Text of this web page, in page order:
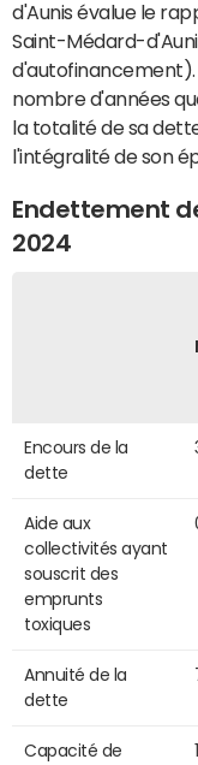
d'Aunis évalue le
Saint-Médard-
nombre d'années
la totalité de sa
l'intégralité de son
Endettement
2024
Encours de la
dette
Aide aux
collectivités ayant
souscrit des
emprunts
toxiques
Annuité de la
dette
Capacité de